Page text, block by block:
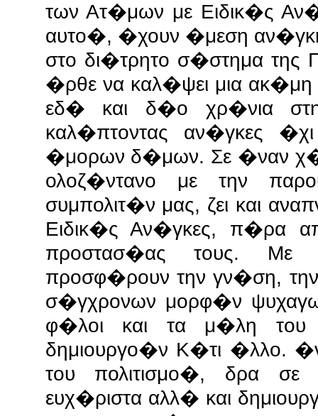
των Ατ�μων με Ειδικ�ς
αυτο�, �χουν �μεση
στο δι�τρητο σ�στημα της
�ρθε να καλ�ψει μια
εδ� και δ�ο χρ�νια
καλ�πτοντας αν�γκες
�μορων δ�μων. Σε �ναν
ολοζ�ντανο με την
συμπολιτ�ν μας, ζει και
Ειδικ�ς Αν�γκες, π�ρα
προστασ�ας τους. Με
προσφ�ρουν την γν�ση,
σ�γχρονων μορφ�ν
φ�λοι και τα μ�λη του
δημιουργο�ν Κ�τι �λλο.
του πολιτισμο�, δρα σε
ευχ�ριστα αλλ� και